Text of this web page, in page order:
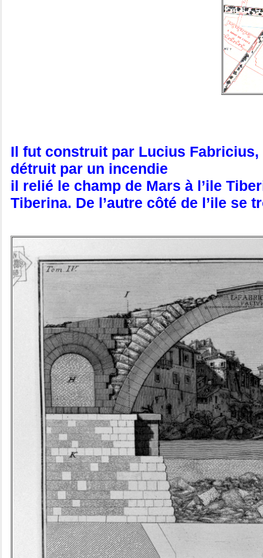
Il fut construit par Lucius Fabricius,
détruit par un incendie
il relié le champ de Mars à l’ile
Tiberina. De l’autre côté de l’ile se